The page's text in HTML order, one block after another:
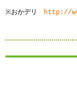
※おかデリ http://